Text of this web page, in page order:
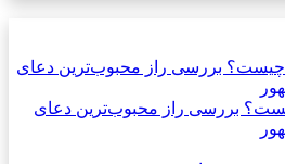
بررسی راز محبوب‌ترین دعای